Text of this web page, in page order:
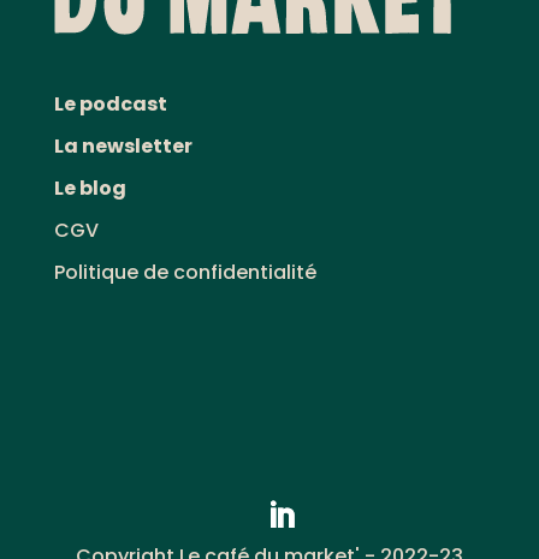
Le podcast
La newsletter
Le blog
CGV
Politique de confidentialité